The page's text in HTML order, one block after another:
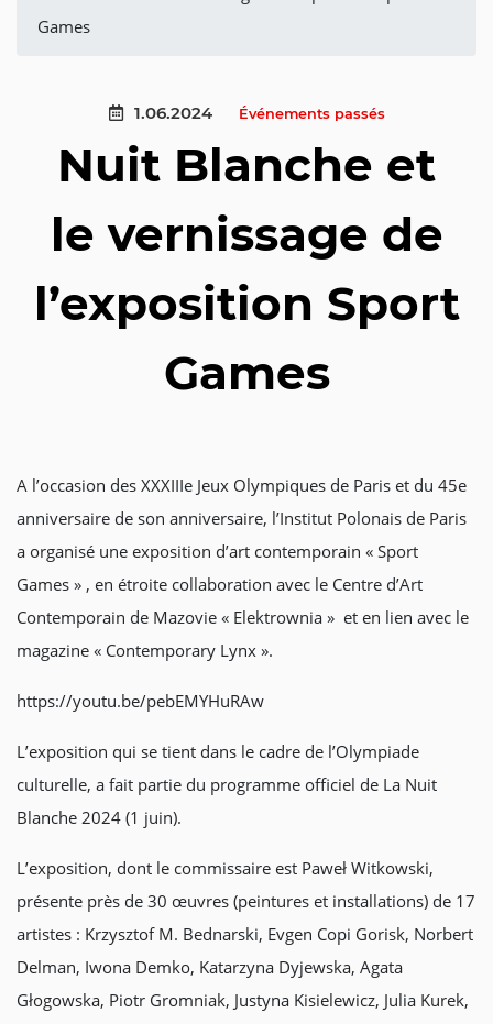
Games
1.06.2024 Événements passés
Nuit Blanche et
le vernissage de
l’exposition Sport
Games
A l’occasion des XXXIIIe Jeux Olympiques de Paris et du 45e
anniversaire de son anniversaire, l’Institut Polonais de Paris
a organisé une exposition d’art contemporain « Sport
Games » , en étroite collaboration avec le Centre d’Art
Contemporain de Mazovie « Elektrownia » et en lien avec le
magazine « Contemporary Lynx ».
https://youtu.be/pebEMYHuRAw
L’exposition qui se tient dans le cadre de l’Olympiade
culturelle, a fait partie du programme officiel de La Nuit
Blanche 2024 (1 juin).
L’exposition, dont le commissaire est Paweł Witkowski,
présente près de 30 œuvres (peintures et installations) de 17
artistes : Krzysztof M. Bednarski, Evgen Copi Gorisk, Norbert
Delman, Iwona Demko, Katarzyna Dyjewska, Agata
Głogowska, Piotr Gromniak, Justyna Kisielewicz, Julia Kurek,